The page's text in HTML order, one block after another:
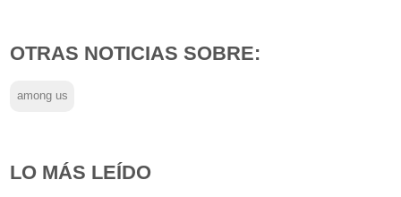
OTRAS NOTICIAS SOBRE:
among us
LO MÁS LEÍDO